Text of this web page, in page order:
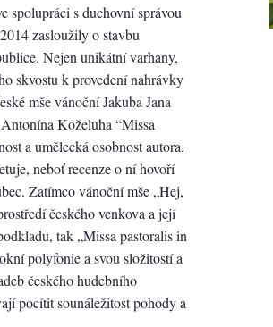
spolupráci s duchovní správou
zasloužily o stavbu
Nejen unikátní varhany,
skvostu k provedení nahrávky
mše vánoční Jakuba Jana
Koželuha “Missa
a umělecká osobnost autora.
neboť recenze o ní hovoří
Zatímco vánoční mše „Hej,
českého venkova a její
tak „Missa pastoralis in
polyfonie a svou složitostí a
českého hudebního
pocítit sounáležitost pohody a